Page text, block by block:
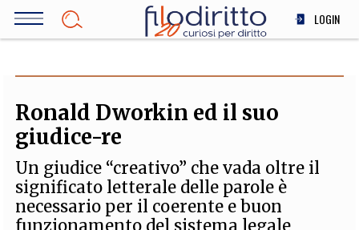
Salta
LOGIN
SOCIETÀ
STORIA E FILOSOFIA
INNOVAZIONE
ALTRO
Ronald Dworkin ed il suo
giudice-re
Un giudice “creativo” che vada oltre il
significato letterale delle parole è
necessario per il coerente e buon